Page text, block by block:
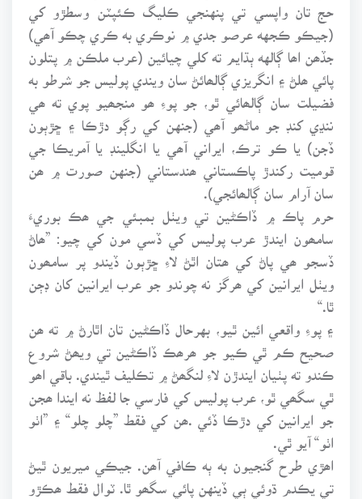
حج تان واپسي تي پنهنجي ڪليگ ڪئپٽن وسطڙو کي
(جيڪو ڪجهه عرصو جدي ۾ نوڪري به ڪري چڪو آھي)
جڏھن اھا ڳالهه ٻڌايم ته کلي چيائين (عرب ملڪن ۾ پتلون
پائي ھلڻ ۽ انگريزي ڳالھائڻ سان ويندي پوليس جو شرطو به
فضيلت سان ڳالھائي ٿو، جو پوءِ ھو منجھيو پوي ته ھي
ننڍي کنڊ جو ماڻھو آھي (جنهن کي رڳو دڙڪا ۽ ڇڙٻون
ڏجن) يا ڪو ترڪ، ايراني آھي يا انگلينڊ يا آمريڪا جي
قوميت رکندڙ پاڪستاني ھندستاني (جنهن صورت ۾ ھن
سان آرام سان ڳالھائجي).
حرم پاڪ ۾ ڏاڪڻين تي ويٺل بمبئي جي ھڪ بوريءَ
سامھون ايندڙ عرب پوليس کي ڏسي مون کي چيو: ”ھاڻ
ڏسجو ھي پاڻ کي ھتان اٿڻ لاءِ ڇڙٻون ڏيندو پر سامھون
ويٺل ايرانين کي ھرگز نه چوندو جو عرب ايرانين کان ڊڄن
ٿا.“
۽ پوءِ واقعي ائين ٿيو، بهرحال ڏاڪڻين تان اٿارڻ ۾ ته ھن
صحيح ڪم ٿي ڪيو جو ھرھڪ ڏاڪڻين تي ويھڻ شروع
ڪندو ته پٺيان ايندڙن لاءِ لنگھڻ ۾ تڪليف ٿيندي. باقي اھو
ٿي سگھي ٿو، عرب پوليس کي فارسي جا لفظ نه ايندا ھجن
جو ايرانين کي دڙڪا ڏئي .ھن کي فقط ”چلو چلو“ ۽ ”اٺو
اٺو“ آيو ٿي.
اھڙي طرح گنجيون به ٻه ڪافي آھن. جيڪي ميريون ٿيڻ
تي يڪدم ڌوئي ٻي ڏينهن پائي سگھو ٿا. ٽوال فقط ھڪڙو